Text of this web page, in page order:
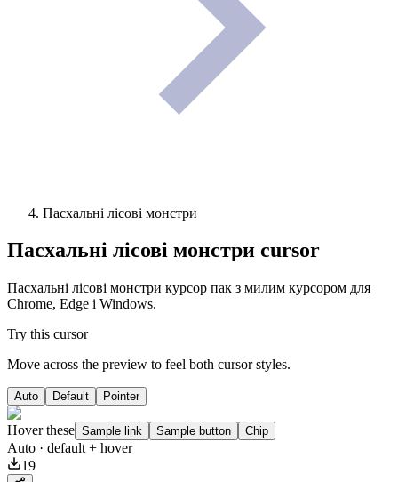
Пасхальні лісові монстри
Пасхальні лісові монстри cursor
Пасхальні лісові монстри курсор пак з милим курсором для
Chrome, Edge і Windows.
Try this cursor
Move across the preview to feel both cursor styles.
Auto Default Pointer
Hover these Sample link Sample button Chip
Auto · default + hover
19